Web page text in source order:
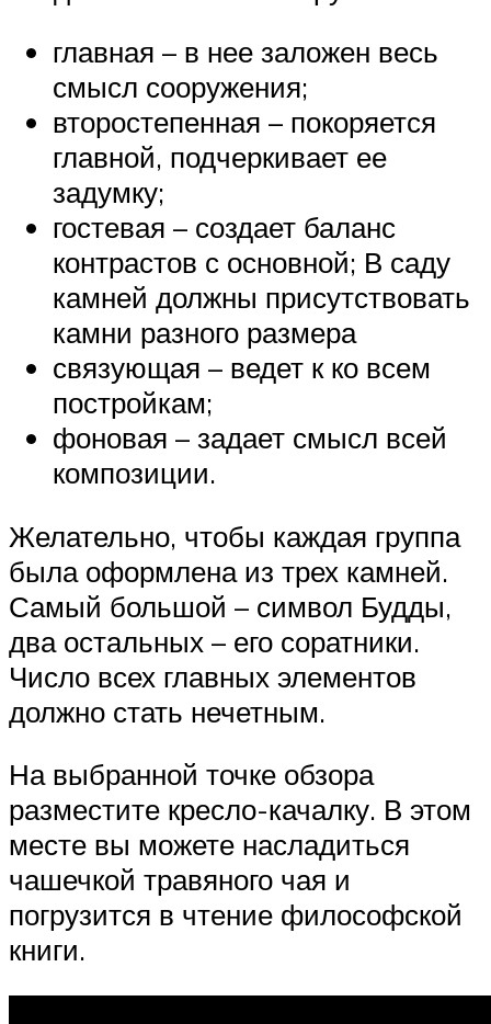
главная – в нее заложен весь
смысл сооружения;
второстепенная – покоряется
главной, подчеркивает ее
задумку;
гостевая – создает баланс
контрастов с основной; В саду
камней должны присутствовать
камни разного размера
связующая – ведет к ко всем
постройкам;
фоновая – задает смысл всей
композиции.
Желательно, чтобы каждая группа
была оформлена из трех камней.
Самый большой – символ Будды,
два остальных – его соратники.
Число всех главных элементов
должно стать нечетным.
На выбранной точке обзора
разместите кресло-качалку. В этом
месте вы можете насладиться
чашечкой травяного чая и
погрузится в чтение философской
книги.